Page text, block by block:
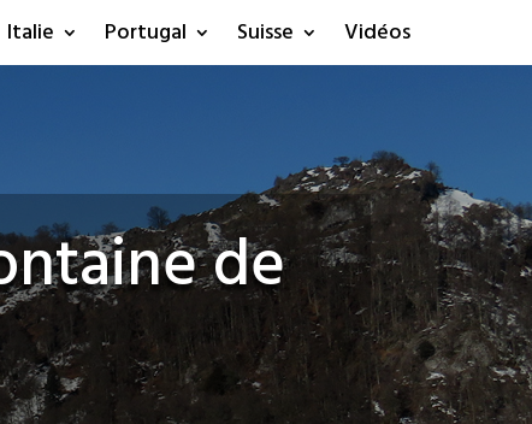
Italie Portugal Suisse Vidéos
de